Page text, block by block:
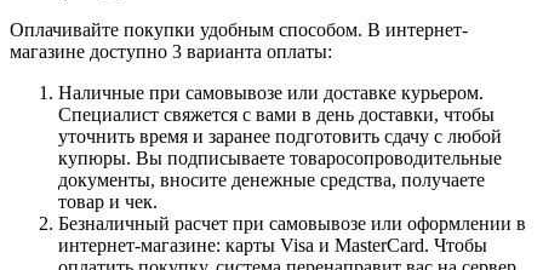
Оплачивайте покупки удобным способом. В интернет-
магазине доступно 3 варианта оплаты:
Наличные при самовывозе или доставке курьером.
Специалист свяжется с вами в день доставки, чтобы
уточнить время и заранее подготовить сдачу с любой
купюры. Вы подписываете товаросопроводительные
документы, вносите денежные средства, получаете
товар и чек.
Безналичный расчет при самовывозе или оформлении в
интернет-магазине: карты Visa и MasterCard. Чтобы